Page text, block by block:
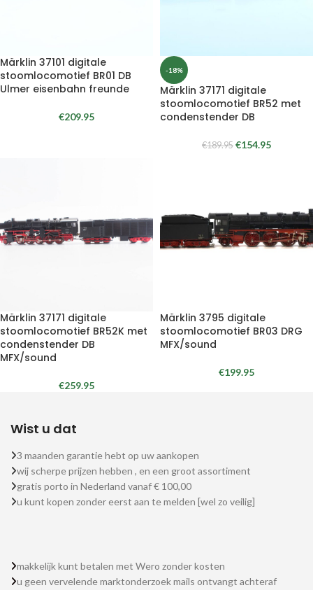
Märklin 37101 digitale
stoomlocomotief BR01 DB
Ulmer eisenbahn freunde
€209.95
-18%
Märklin 37171 digitale
stoomlocomotief BR52 met
condenstender DB
€189.95 €154.95
Märklin 37171 digitale
stoomlocomotief BR52K met
condenstender DB
MFX/sound
€259.95
Märklin 3795 digitale
stoomlocomotief BR03 DRG
MFX/sound
€199.95
Wist u dat
3 maanden garantie hebt op uw aankopen
wij scherpe prijzen hebben , en een groot assortiment
gratis porto in Nederland vanaf € 100,00
u kunt kopen zonder eerst aan te melden [wel zo veilig]
makkelijk kunt betalen met Wero zonder kosten
u geen vervelende marktonderzoek mails ontvangt achteraf